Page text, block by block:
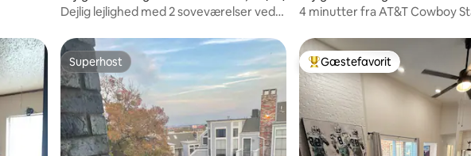
Dejlig lejlighed med 2 soveværelser ved
4 minutter fra AT&T Cowboy
Superhost
Superhost Bedste gæstefavorit
Gæstefavorit